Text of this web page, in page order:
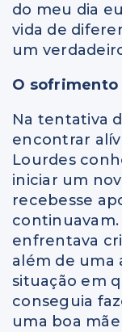
do meu dia
vida de
um
O
Na tentativa
encontrar
Lourdes
iniciar um
recebesse
continuavam.
enfrentava
além de uma
situação em
conseguia
uma boa